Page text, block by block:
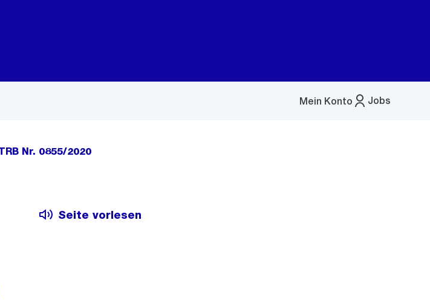
Jobs
Mein Konto
Menü
Nr. 0855/2020
Seite vorlesen